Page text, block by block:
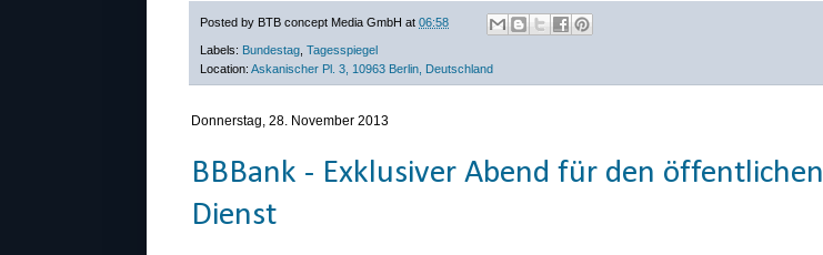
Posted by BTB concept Media GmbH at 06:58
Labels: Bundestag Tagesspiegel
Location: Askanischer Pl. 3, 10963 Berlin, Deutschland
Donnerstag, 28. November 2013
BBBank - Exklusiver Abend für den öffentlichen
Dienst